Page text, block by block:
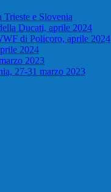
e Slovenia
Ducati, aprile 2024
di Policoro, aprile 2024
2024
2023
27-31 marzo 2023